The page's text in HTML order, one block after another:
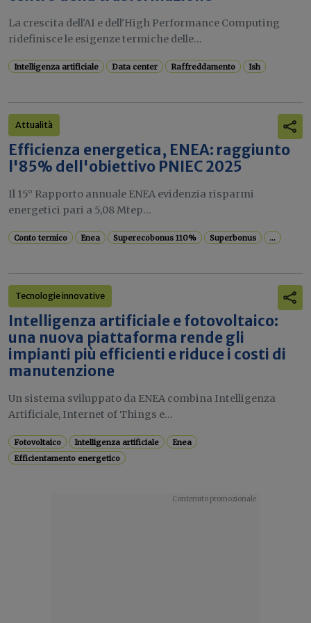
La crescita dell'AI e dell'High Performance Computing
ridefinisce le esigenze termiche delle...
Intelligenza artificiale Data center Raffreddamento Ish
Attualità
Efficienza energetica, ENEA: raggiunto
l'85% dell'obiettivo PNIEC 2025
Il 15° Rapporto annuale ENEA evidenzia risparmi
energetici pari a 5,08 Mtep...
Conto termico Enea Superecobonus 110% Superbonus ...
Tecnologie innovative
Intelligenza artificiale e fotovoltaico:
una nuova piattaforma rende gli
impianti più efficienti e riduce i costi di
manutenzione
Un sistema sviluppato da ENEA combina Intelligenza
Artificiale, Internet of Things e...
Fotovoltaico Intelligenza artificiale
Enea
Efficientamento energetico